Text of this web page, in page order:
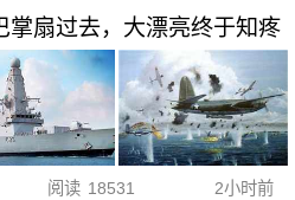
掌扇过去，大漂亮终于知疼
阅读 18531 2小时前